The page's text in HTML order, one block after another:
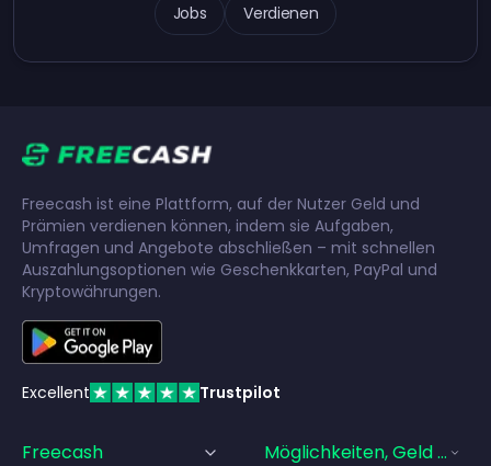
Jobs Verdienen
Freecash ist eine Plattform, auf der Nutzer Geld und
Prämien verdienen können, indem sie Aufgaben,
Umfragen und Angebote abschließen – mit schnellen
Auszahlungsoptionen wie Geschenkkarten, PayPal und
Kryptowährungen.
Excellent Trustpilot
Freecash Möglichkeiten, Geld Zu